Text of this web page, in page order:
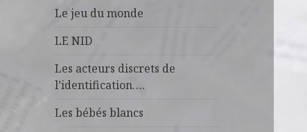
Le jeu du monde
LE NID
Les acteurs discrets de
l’identification….
Les bébés blancs